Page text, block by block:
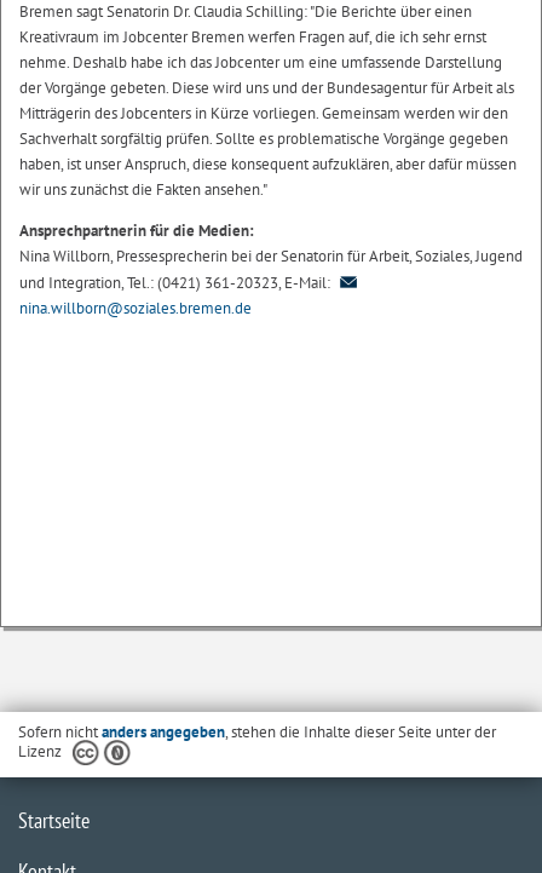
Bremen sagt Senatorin Dr. Claudia Schilling: "Die Berichte über einen
Kreativraum im Jobcenter Bremen werfen Fragen auf, die ich sehr ernst
nehme. Deshalb habe ich das Jobcenter um eine umfassende Darstellung
der Vorgänge gebeten. Diese wird uns und der Bundesagentur für Arbeit als
Mitträgerin des Jobcenters in Kürze vorliegen. Gemeinsam werden wir den
Sachverhalt sorgfältig prüfen. Sollte es problematische Vorgänge gegeben
haben, ist unser Anspruch, diese konsequent aufzuklären, aber dafür müssen
wir uns zunächst die Fakten ansehen."
Ansprechpartnerin für die Medien:
Nina Willborn, Pressesprecherin bei der Senatorin für Arbeit, Soziales, Jugend
und Integration, Tel.: (0421) 361-20323, E-Mail:
nina.willborn@soziales.bremen.de
Sofern nichtanders angegeben, stehen die Inhalte dieser Seite unter der
Lizenz
Startseite